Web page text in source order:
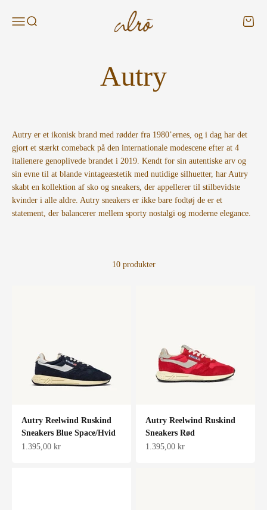
MenuSøg Alroshop - DK Kurv
Autry er et ikonisk brand med rødder fra 1980’ernes, og i dag har det
gjort et stærkt comeback på den internationale modescene efter at 4
italienere genoplivede brandet i 2019. Kendt for sin autentiske arv og
sin evne til at blande vintageæstetik med nutidige silhuetter, har Autry
skabt en kollektion af sko og sneakers, der appellerer til stilbevidste
kvinder i alle aldre. Autry sneakers er ikke bare fodtøj de er et
statement, der balancerer mellem sporty nostalgi og moderne elegance.
10 produkter
Autry Reelwind Ruskind
Sneakers Blue Space/Hvid
Salgspris
1.395,00 kr
Autry Reelwind Ruskind
Sneakers Rød
Salgspris
1.395,00 kr